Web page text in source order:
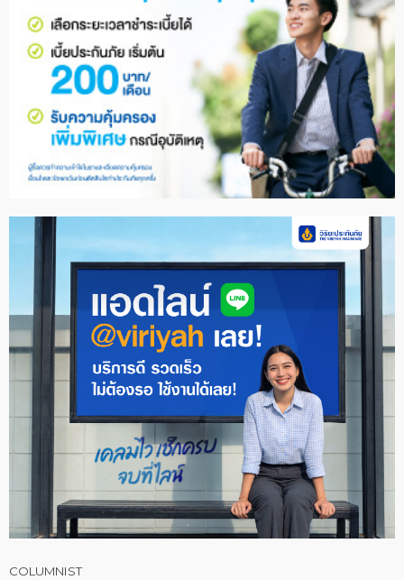
COLUMNIST